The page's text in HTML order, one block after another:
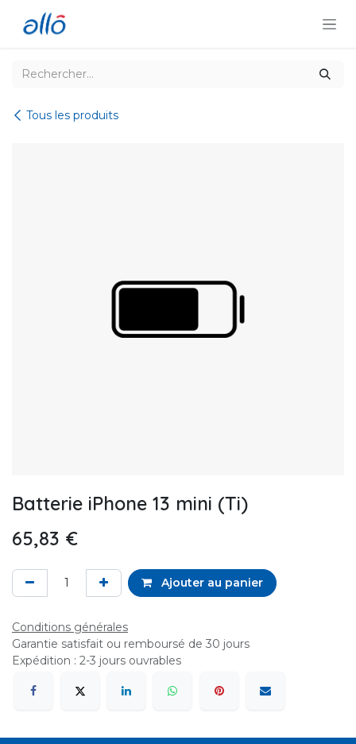
Tous les produits
Batterie iPhone 13 mini (Ti)
65,83 €
Ajouter au panier
Conditions générales
Garantie satisfait ou remboursé de 30 jours
Expédition : 2-3 jours ouvrables